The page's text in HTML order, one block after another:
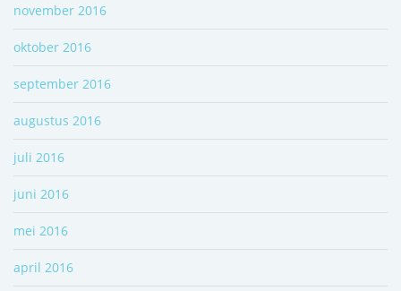
november 2016
oktober 2016
september 2016
augustus 2016
juli 2016
juni 2016
mei 2016
april 2016